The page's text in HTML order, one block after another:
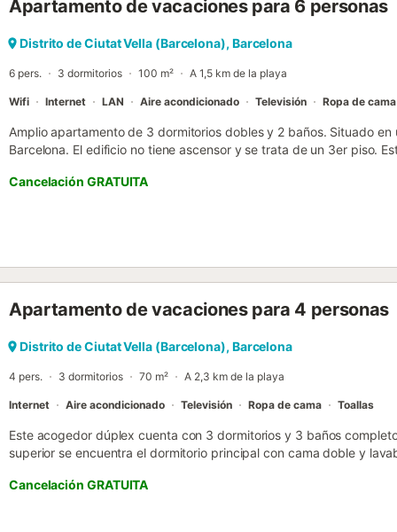
previo aviso. Estas variaciones no afectan las características,
Apartamento de vacaciones para 6 personas
Distrito de Ciutat Vella (Barcelona), Barcelona
6 pers. 3 dormitorios 100 m² A 1,5 km de la playa
Wifi Internet LAN Aire acondicionado Televisión Ropa de cama
Amplio apartamento de 3 dormitorios dobles y 2 baños. Situado
Barcelona. El edificio no tiene ascensor y se trata de un 3er piso.
dormitorio tiene 2 camas separadas; cada dormitorio tiene su
totalmente equipada para que te sientas como en tu propia casa.
con amigos. No se permiten fiestas ni grupos de jóvenes. TASA
gobierno de Catalunya, todos los huéspedes de 14 años en
turísticos el importe vigente por persona y por noche en concepto
00h-50€ para llegadas después de las 00h Estancia distribuida por
el precio de este alquiler. Si se admiten mascotas (información en el
Cancelación GRATUITA
Apartamento de vacaciones para 4 personas
Distrito de Ciutat Vella (Barcelona), Barcelona
4 pers. 3 dormitorios 70 m² A 2,3 km de la playa
Internet Aire acondicionado Televisión Ropa de cama Toallas
Este acogedor dúplex cuenta con 3 dormitorios y 3 baños
superior se encuentra el dormitorio principal con cama doble y
La cocina está totalmente equipada, lo que permite a nuestros
desayunos o comidas como en casa. El apartamento dispone de
Internet Wi-fi y aire acondicionado. Está situado en el centro de
Cancelación GRATUITA